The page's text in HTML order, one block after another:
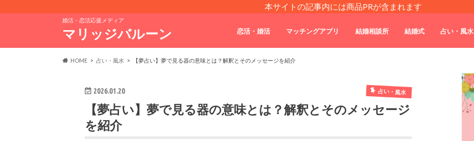
本サイトの記事内には商品PRが含まれます
婚活・恋活応援メディア
マリッジバルーン 恋活・婚活 マッチングアプリ 結婚相談所 結婚式 占い・風水
HOME 占い・風水 【夢占い】夢で見る器の意味とは？解釈とそのメッセージを紹介
2026.01.20 占い・風水
【夢占い】夢で見る器の意味とは？解釈とそのメッセージ
を紹介